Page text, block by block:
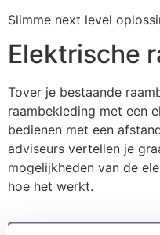
Slimme next level
Elektrische
Tover je bestaande
raambekleding met een
bedienen met een
adviseurs vertellen je
mogelijkheden van de
hoe het werkt.